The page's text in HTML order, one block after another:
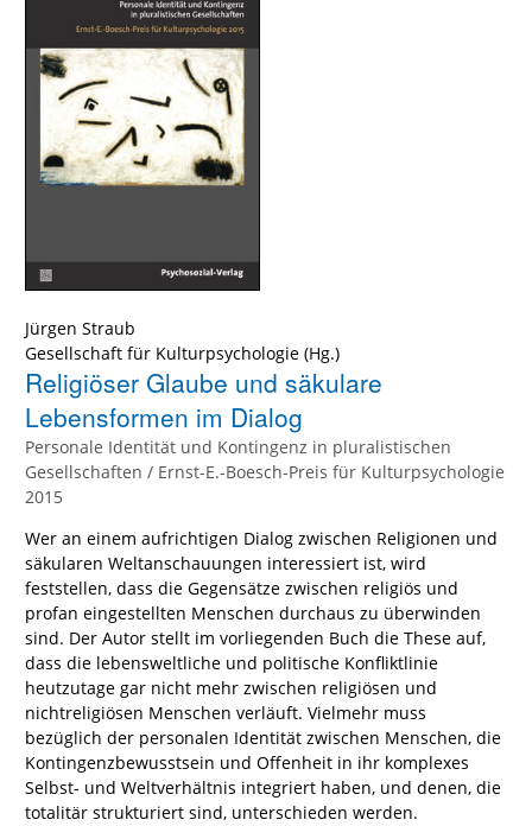
Jürgen Straub
Gesellschaft für Kulturpsychologie (Hg.)
Religiöser Glaube und säkulare
Lebensformen im Dialog
Personale Identität und Kontingenz in pluralistischen
Gesellschaften / Ernst-E.-Boesch-Preis für Kulturpsychologie
2015
Wer an einem aufrichtigen Dialog zwischen Religionen und
säkularen Weltanschauungen interessiert ist, wird
feststellen, dass die Gegensätze zwischen religiös und
profan eingestellten Menschen durchaus zu überwinden
sind. Der Autor stellt im vorliegenden Buch die These auf,
dass die lebensweltliche und politische Konfliktlinie
heutzutage gar nicht mehr zwischen religiösen und
nichtreligiösen Menschen verläuft. Vielmehr muss
bezüglich der personalen Identität zwischen Menschen, die
Kontingenzbewusstsein und Offenheit in ihr komplexes
Selbst- und Weltverhältnis integriert haben, und denen, die
totalitär strukturiert sind, unterschieden werden.